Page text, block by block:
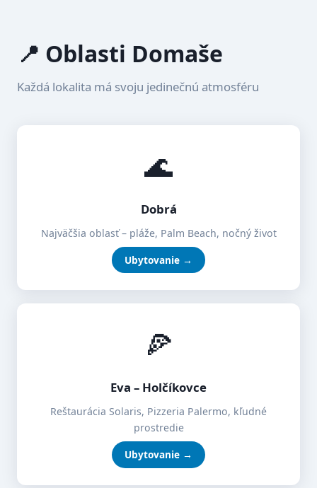
📍 Oblasti Domaše
Každá lokalita má svoju jedinečnú atmosféru
🌊
Dobrá
Najväčšia oblasť – pláže, Palm Beach, nočný život
Ubytovanie →
🍕
Eva – Holčíkovce
Reštaurácia Solaris, Pizzeria Palermo, kľudné
prostredie
Ubytovanie →